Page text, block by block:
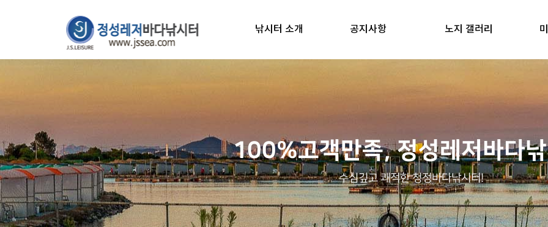
낚시터 소개 공지사항 노지 갤러리
100%고객만족, 정성레저바다
수심깊고 쾌적한 청정바다낚시터!